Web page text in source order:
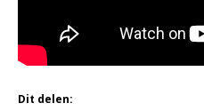
Dit delen: